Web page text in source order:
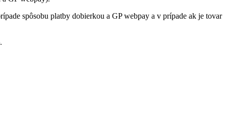
spôsobu platby dobierkou a GP webpay a v prípade ak je tovar